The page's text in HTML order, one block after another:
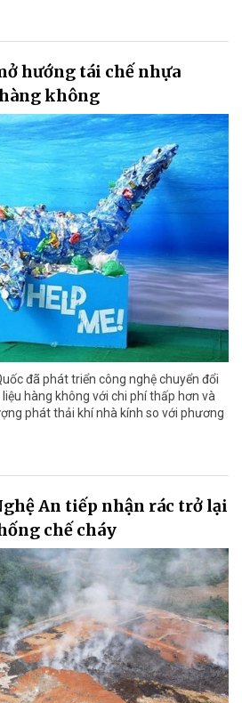
hướng tái chế nhựa
không
đã phát triển công nghệ chuyển đổi
hàng không với chi phí thấp hơn và
phát thải khí nhà kính so với phương
An tiếp nhận rác trở lại
chế cháy